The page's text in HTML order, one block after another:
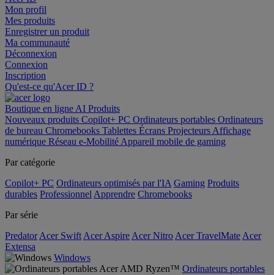
Mon profil
Mes produits
Enregistrer un produit
Ma communauté
Déconnexion
Connexion
Inscription
Qu'est-ce qu'Acer ID ?
Boutique en ligne AI Produits
Nouveaux produits Copilot+ PC Ordinateurs portables Ordinateurs
de bureau Chromebooks Tablettes Écrans Projecteurs Affichage
numérique Réseau e-Mobilité Appareil mobile de gaming
Par catégorie
Copilot+ PC Ordinateurs optimisés par l'IA Gaming Produits
durables Professionnel Apprendre Chromebooks
Par série
Predator Acer Swift Acer Aspire Acer Nitro Acer TravelMate Acer
Extensa
Windows
Ordinateurs portables